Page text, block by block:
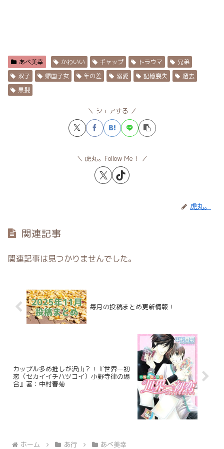
あべ美幸 かわいい ギャップ トラウマ
兄弟
双子
帰国子女 年の差 溺愛 記憶喪失
過去
黒髪
シェアする
虎丸。Follow Me！
虎丸。
関連記事
関連記事は見つかりませんでした。
毎月の投稿まとめ更新情報！
カップル多め推しが沢山？！『世界一初
恋（セカイイチハツコイ）小野寺律の場
合』著：中村春菊
ホーム あ行 あべ美幸